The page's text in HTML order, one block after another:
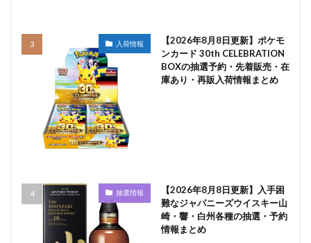
入荷情報
【2026年8月8日更新】ポケモ
ンカード 30th CELEBRATION
BOXの抽選予約・先着販売・在
庫あり・再販入荷情報まとめ
抽選情報
【2026年8月8日更新】入手困
難なジャパニーズウイスキー山
崎・響・白州各種の抽選・予約
情報まとめ